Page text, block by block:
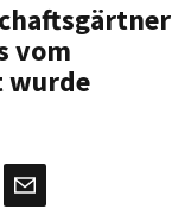
vom
wurde